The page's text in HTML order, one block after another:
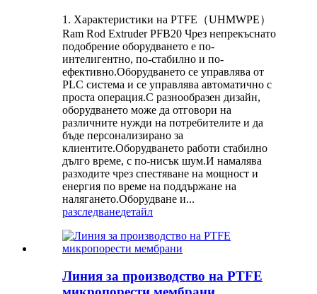
1. Характеристики на PTFE（UHMWPE）
Ram Rod Extruder PFB20 Чрез непрекъснато
подобрение оборудването е по-
интелигентно, по-стабилно и по-
ефективно.Оборудването се управлява от
PLC система и се управлява автоматично с
проста операция.С разнообразен дизайн,
оборудването може да отговори на
различните нужди на потребителите и да
бъде персонализирано за
клиентите.Оборудването работи стабилно
дълго време, с по-нисък шум.И намалява
разходите чрез спестяване на мощност и
енергия по време на поддържане на
налягането.Оборудване и...
разследванедетайл
Линия за производство на PTFE